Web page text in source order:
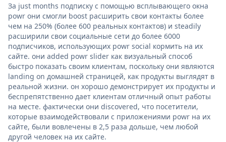
За just months подписку с помощью всплывающего окна
powr они смогли boost расширить свои контакты более
чем на 250% (более 600 реальных контактов) и steadily
расширили свои социальные сети до более 6000
подписчиков, использующих powr social кормить на их
сайте. они added powr slider как визуальный способ
быстро показать своим клиентам, поскольку они являются
landing on домашней страницей, как продукты выглядят в
реальной жизни. он хорошо демонстрирует их продукты и
беспрепятственно дает клиентам отличный опыт работы
на месте. фактически они discovered, что посетители,
которые взаимодействовали с приложениями powr на их
сайте, были вовлечены в 2,5 раза дольше, чем любой
другой человек на их сайте.